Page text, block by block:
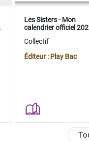
Les Sisters - Mon
calendrier officiel
Collectif
Éditeur : Play Bac